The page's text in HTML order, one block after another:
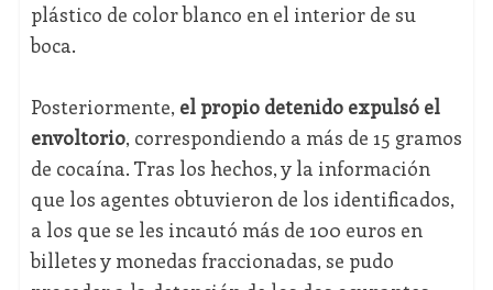
plástico de color blanco en el interior de su
boca.
Posteriormente, el propio detenido expulsó el
envoltorio, correspondiendo a más de 15 gramos
de cocaína. Tras los hechos, y la información
que los agentes obtuvieron de los identificados,
a los que se les incautó más de 100 euros en
billetes y monedas fraccionadas, se pudo